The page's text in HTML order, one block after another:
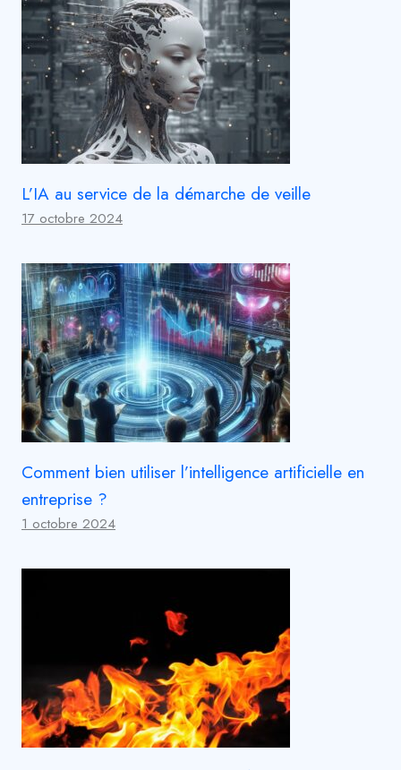
L’IA au service de la démarche de veille
17 octobre 2024
Comment bien utiliser l’intelligence artificielle en
entreprise ?
1 octobre 2024